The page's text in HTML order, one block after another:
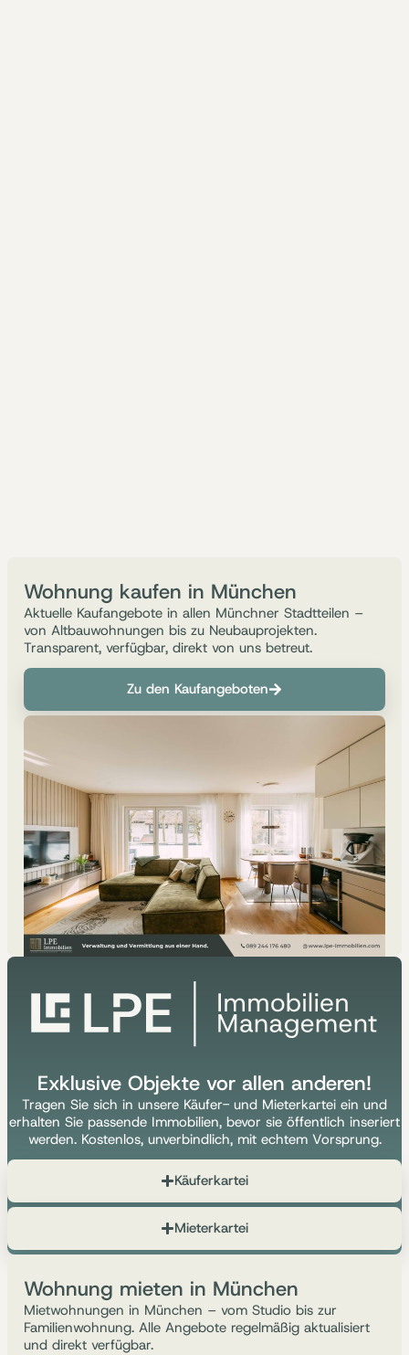
Wohnung kaufen in München
Aktuelle Kaufangebote in allen Münchner Stadtteilen –
von Altbauwohnungen bis zu Neubauprojekten.
Transparent, verfügbar, direkt von uns betreut.
Zu den Kaufangeboten
Exklusive Objekte vor allen anderen!
Tragen Sie sich in unsere Käufer- und Mieterkartei ein und
erhalten Sie passende Immobilien, bevor sie öffentlich inseriert
werden. Kostenlos, unverbindlich, mit echtem Vorsprung.
Käuferkartei
Mieterkartei
Wohnung mieten in München
Mietwohnungen in München – vom Studio bis zur
Familienwohnung. Alle Angebote regelmäßig aktualisiert
und direkt verfügbar.